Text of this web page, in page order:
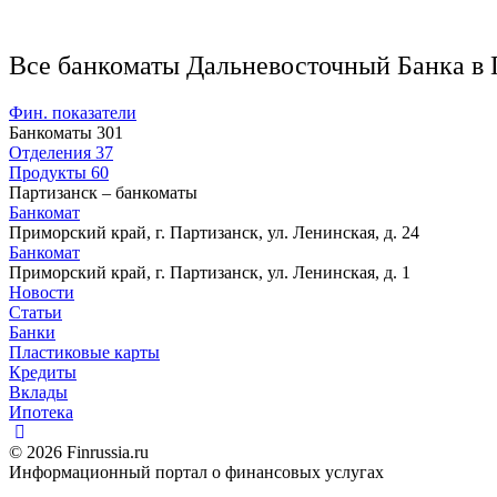
Все банкоматы Дальневосточный Банка в
Фин. показатели
Банкоматы 301
Отделения 37
Продукты 60
Партизанск – банкоматы
Банкомат
Приморский край, г. Партизанск, ул. Ленинская, д. 24
Банкомат
Приморский край, г. Партизанск, ул. Ленинская, д. 1
Новости
Статьи
Банки
Пластиковые карты
Кредиты
Вклады
Ипотека
© 2026 Finrussia.ru
Информационный портал о финансовых услугах